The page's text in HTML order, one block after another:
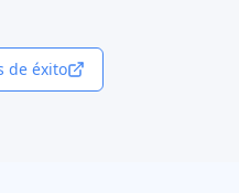
de éxito